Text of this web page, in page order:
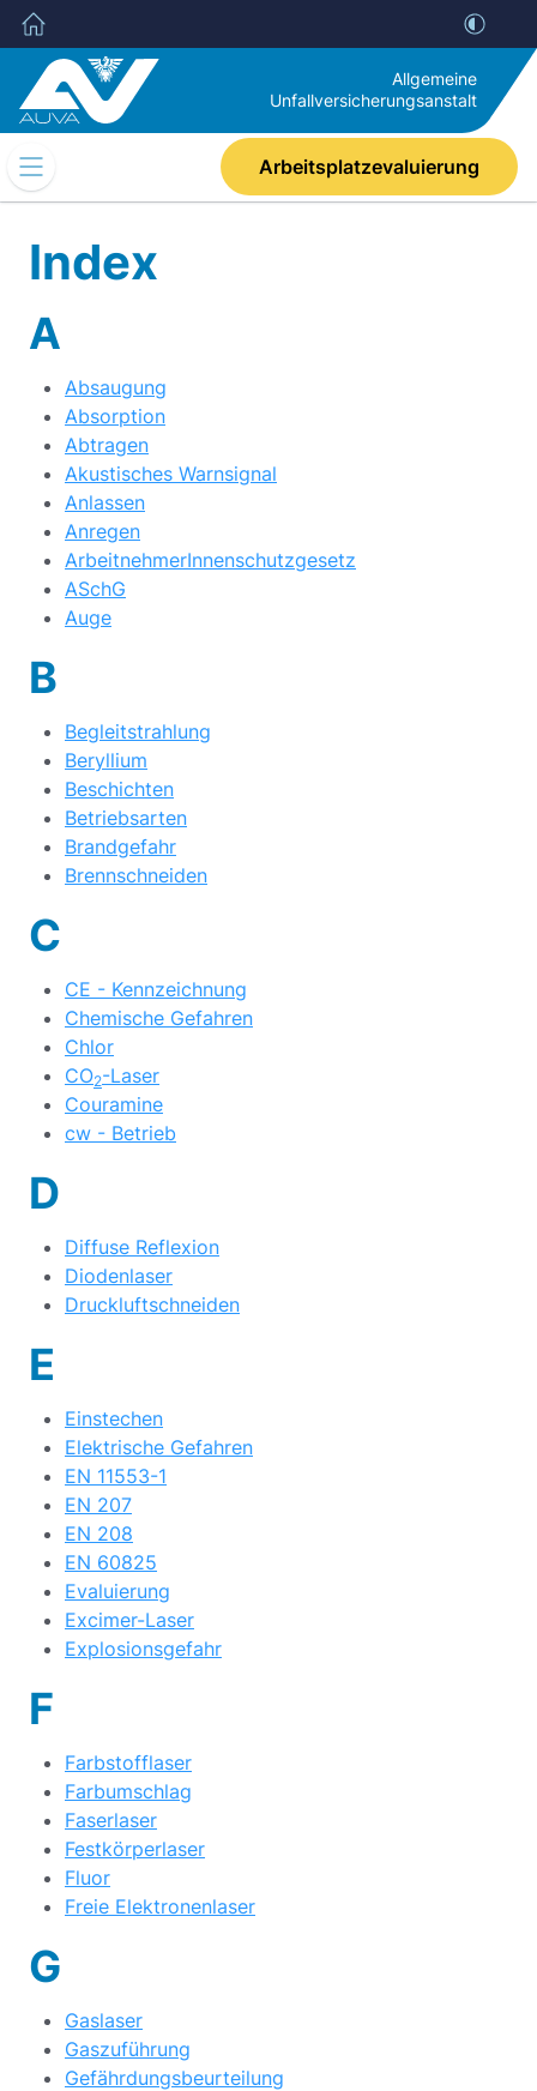
Allgemeine
Unfallversicherungsanstalt
Mobile
Navigation
Arbeitsplatzevaluierung
Index
A
Absaugung
Absorption
Abtragen
Akustisches Warnsignal
Anlassen
Anregen
ArbeitnehmerInnenschutzgesetz
ASchG
Auge
B
Begleitstrahlung
Beryllium
Beschichten
Betriebsarten
Brandgefahr
Brennschneiden
C
CE - Kennzeichnung
Chemische Gefahren
Chlor
CO2-Laser
Couramine
cw - Betrieb
D
Diffuse Reflexion
Diodenlaser
Druckluftschneiden
E
Einstechen
Elektrische Gefahren
EN 11553-1
EN 207
EN 208
EN 60825
Evaluierung
Excimer-Laser
Explosionsgefahr
F
Farbstofflaser
Farbumschlag
Faserlaser
Festkörperlaser
Fluor
Freie Elektronenlaser
G
Gaslaser
Gaszuführung
Gefährdungsbeurteilung